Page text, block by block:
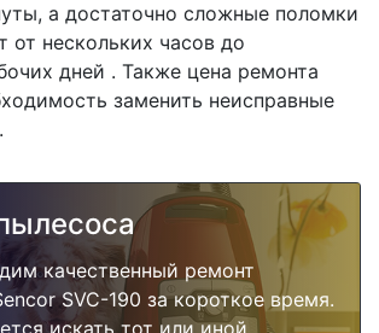
а достаточно сложные поломки
от нескольких часов до
дней . Также цена ремонта
заменить неисправные
качественный ремонт
SVC-190 за короткое время.
искать тот или иной